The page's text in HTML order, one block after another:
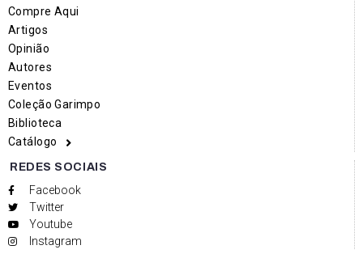
Compre Aqui
Artigos
Opinião
Autores
Eventos
Coleção Garimpo
Biblioteca
Catálogo
REDES SOCIAIS
Facebook
Twitter
Youtube
Instagram